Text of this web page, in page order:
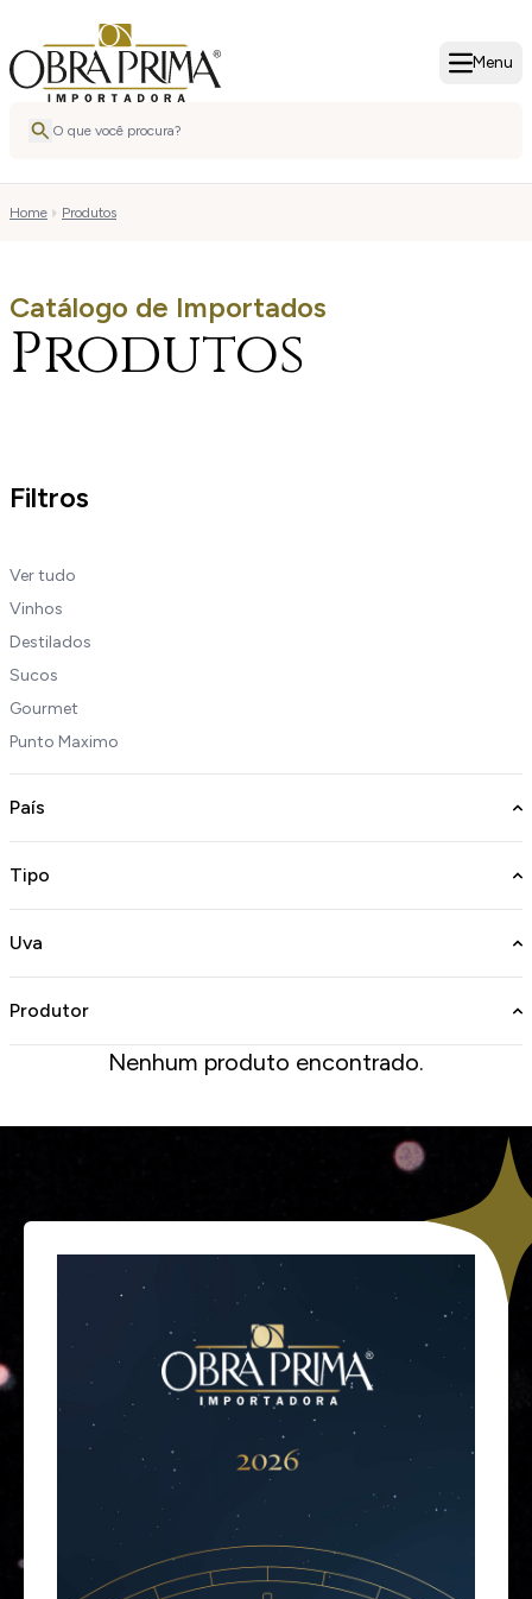
Menu
Home Produtos
Catálogo de Importados
Produtos
Filtros
Ver tudo
Vinhos
Destilados
Sucos
Gourmet
Punto Maximo
País
Tipo
Uva
Produtor
Nenhum produto encontrado.